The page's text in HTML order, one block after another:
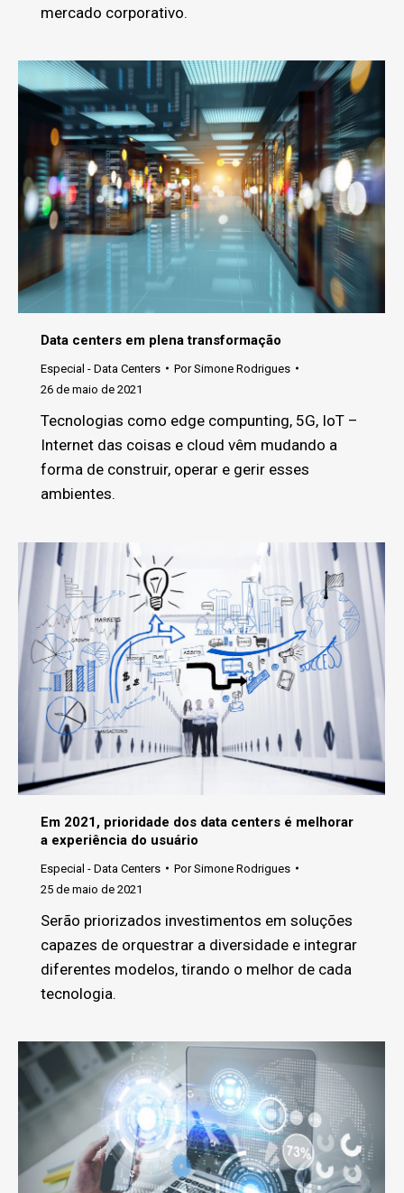
mercado corporativo.
Data centers em plena transformação
Especial - Data Centers PorSimone Rodrigues
26 de maio de 2021
Tecnologias como edge compunting, 5G, IoT –
Internet das coisas e cloud vêm mudando a
forma de construir, operar e gerir esses
ambientes.
Em 2021, prioridade dos data centers é melhorar
a experiência do usuário
Especial - Data Centers PorSimone Rodrigues
25 de maio de 2021
Serão priorizados investimentos em soluções
capazes de orquestrar a diversidade e integrar
diferentes modelos, tirando o melhor de cada
tecnologia.